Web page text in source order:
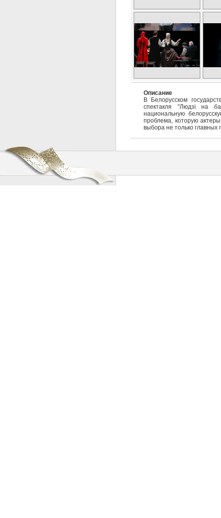
Описание
В Белорусском
спектакля "Людзі на
национальную
проблема, которую
выбора не только главных